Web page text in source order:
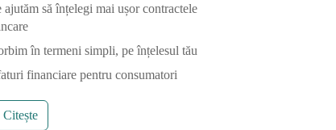
ajutăm să înțelegi mai ușor contractele
în termeni simpli, pe înțelesul tău
financiare pentru consumatori
Citește